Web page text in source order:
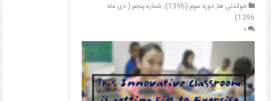
خواندنی ها,دوره سوم (1396) , شماره پنجم ( دی ماه
1396)
۰